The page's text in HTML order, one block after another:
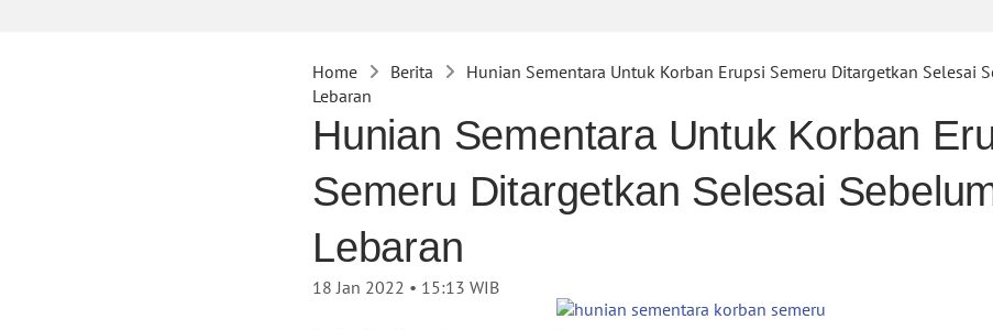
Home Berita
Hunian Sementara Untuk Korban Erupsi Semeru Ditargetkan Selesai
Lebaran
Hunian Sementara Untuk Korban
Semeru Ditargetkan Selesai
Lebaran
18 Jan 2022 • 15:13 WIB